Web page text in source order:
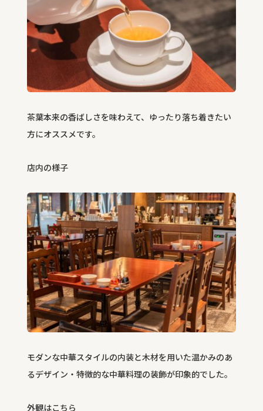
茶葉本来の香ばしさを味わえて、ゆったり落ち着きたい
方にオススメです。
店内の様子
モダンな中華スタイルの内装と木材を用いた温かみのあ
るデザイン・特徴的な中華料理の装飾が印象的でした。
外観はこちら